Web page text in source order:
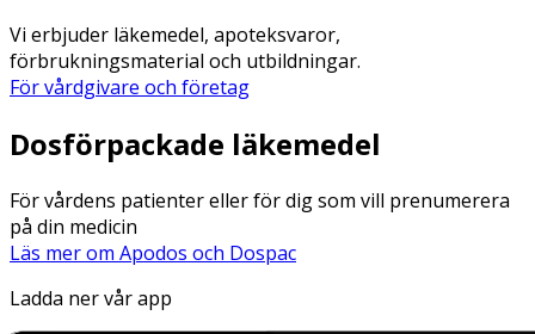
Vi erbjuder läkemedel, apoteksvaror,
förbrukningsmaterial och utbildningar.
För vårdgivare och företag
Dosförpackade läkemedel
För vårdens patienter eller för dig som vill prenumerera
på din medicin
Läs mer om Apodos och Dospac
Ladda ner vår app